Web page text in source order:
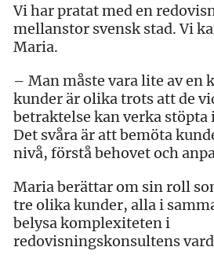
Vi har pratat med en
mellanstor svensk stad. Vi
Maria.
– Man måste vara lite av en
kunder är olika trots att de
betraktelse kan verka stöpta
Det svåra är att bemöta
nivå, förstå behovet och
Maria berättar om sin roll
tre olika kunder, alla i
belysa komplexiteten i
redovisningskonsultens